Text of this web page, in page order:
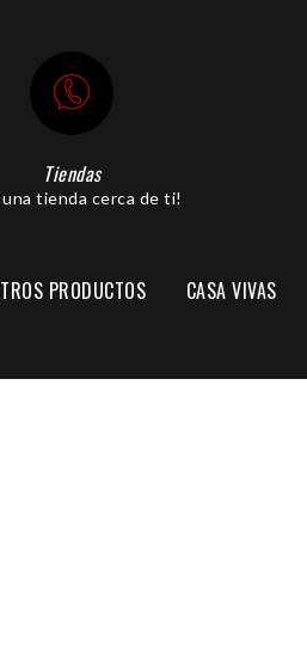
Tiendas
una tienda cerca de ti!
PRODUCTOS CASA VIVAS